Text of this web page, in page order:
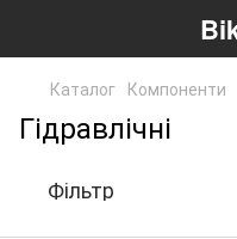
Каталог Компоненти
Гідравлічні
Фільтр